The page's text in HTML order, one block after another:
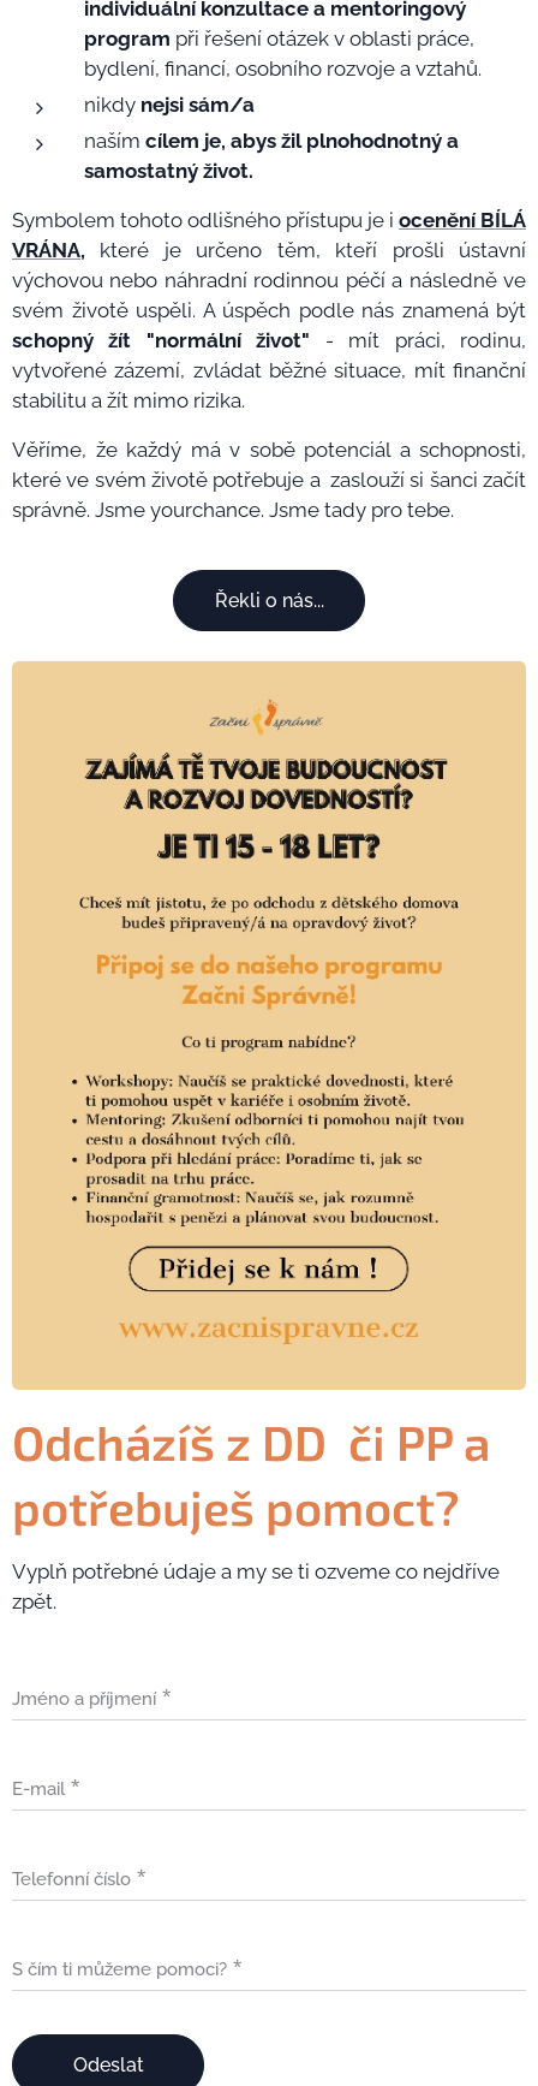
individuální konzultace a mentoringový
program při řešení otázek v oblasti práce,
bydlení, financí, osobního rozvoje a vztahů.
nikdy nejsi sám/a
naším cílem je, abys žil plnohodnotný a
samostatný život.
Symbolem tohoto odlišného přístupu je i ocenění BÍLÁ
VRÁNA, které je určeno těm, kteří prošli ústavní
výchovou nebo náhradní rodinnou péčí a následně ve
svém životě uspěli. A úspěch podle nás znamená být
schopný žít "normální život" - mít práci, rodinu,
vytvořené zázemí, zvládat běžné situace, mít finanční
stabilitu a žít mimo rizika.
Věříme, že každý má v sobě potenciál a schopnosti,
které ve svém životě potřebuje a zaslouží si šanci začít
správně. Jsme yourchance. Jsme tady pro tebe.
Řekli o nás...
Odcházíš z DD či PP a
potřebuješ pomoct?
Vyplň potřebné údaje a my se ti ozveme co nejdříve
zpět.
Jméno a příjmení
E-mail
Telefonní číslo
S čím ti můžeme pomoci?
Odeslat